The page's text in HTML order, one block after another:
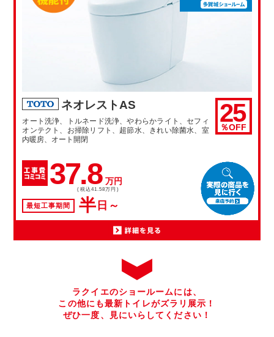
25
％OFF
ネオレストAS
オート洗浄、トルネード洗浄、やわらかライト、セフィ
オンテクト、お掃除リフト、超節水、きれい除菌水、室
内暖房、オート開閉
37.8 万円
(税込41.58万円)
最短工事期間 半 日～
ラクイエのショールームには、
この他にも最新トイレがズラリ展示！
ぜひ一度、見にいらしてください！